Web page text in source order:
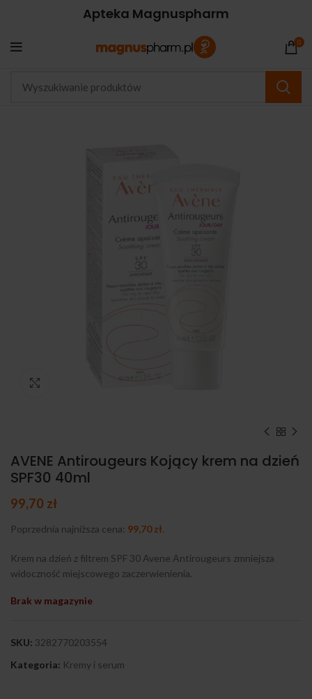
Apteka Magnuspharm
0
AVENE Antirougeurs Kojący krem na dzień
SPF30 40ml
99,70 zł
Poprzednia najniższa cena: 99,70zł.
Krem na dzień z filtrem SPF 30 Avene Antirougeurs zmniejsza
widoczność miejscowego zaczerwienienia.
Brak w magazynie
SKU: 3282770203554
Kategoria: Kremy i serum